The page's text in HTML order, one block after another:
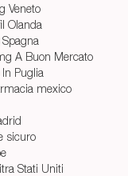
Veneto
Olanda
A Buon Mercato
Puglia
mexico
sicuro
Stati Uniti